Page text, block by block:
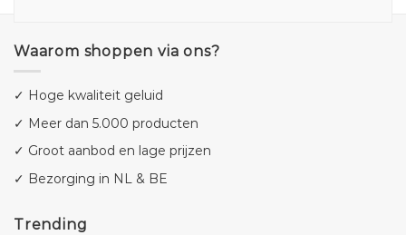
Waarom shoppen via ons?
✓ Hoge kwaliteit geluid
✓ Meer dan 5.000 producten
✓ Groot aanbod en lage prijzen
✓ Bezorging in NL & BE
Trending